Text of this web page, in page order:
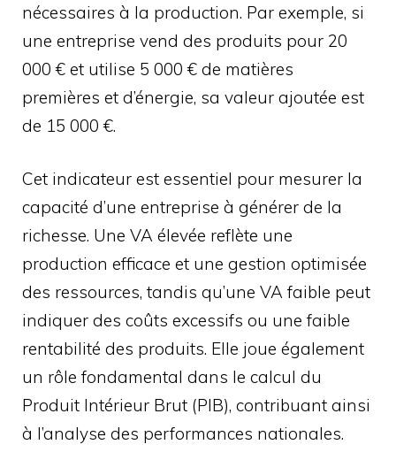
nécessaires à la production. Par exemple, si
une entreprise vend des produits pour 20
000 € et utilise 5 000 € de matières
premières et d’énergie, sa valeur ajoutée est
de 15 000 €.
Cet indicateur est essentiel pour mesurer la
capacité d’une entreprise à générer de la
richesse. Une VA élevée reflète une
production efficace et une gestion optimisée
des ressources, tandis qu’une VA faible peut
indiquer des coûts excessifs ou une faible
rentabilité des produits. Elle joue également
un rôle fondamental dans le calcul du
Produit Intérieur Brut (PIB), contribuant ainsi
à l’analyse des performances nationales.